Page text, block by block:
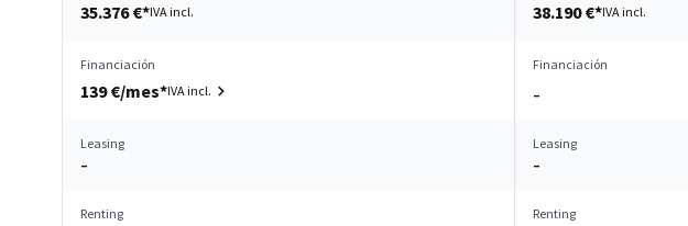
35.376 €*IVA incl. 38.190 €*IVA incl.
Financiación
139 €/mes*IVA incl.
Financiación
–
Leasing
–
Leasing
–
Renting
Renting